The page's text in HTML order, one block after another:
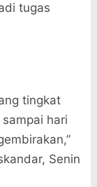
tugas
tingkat
hari
Senin